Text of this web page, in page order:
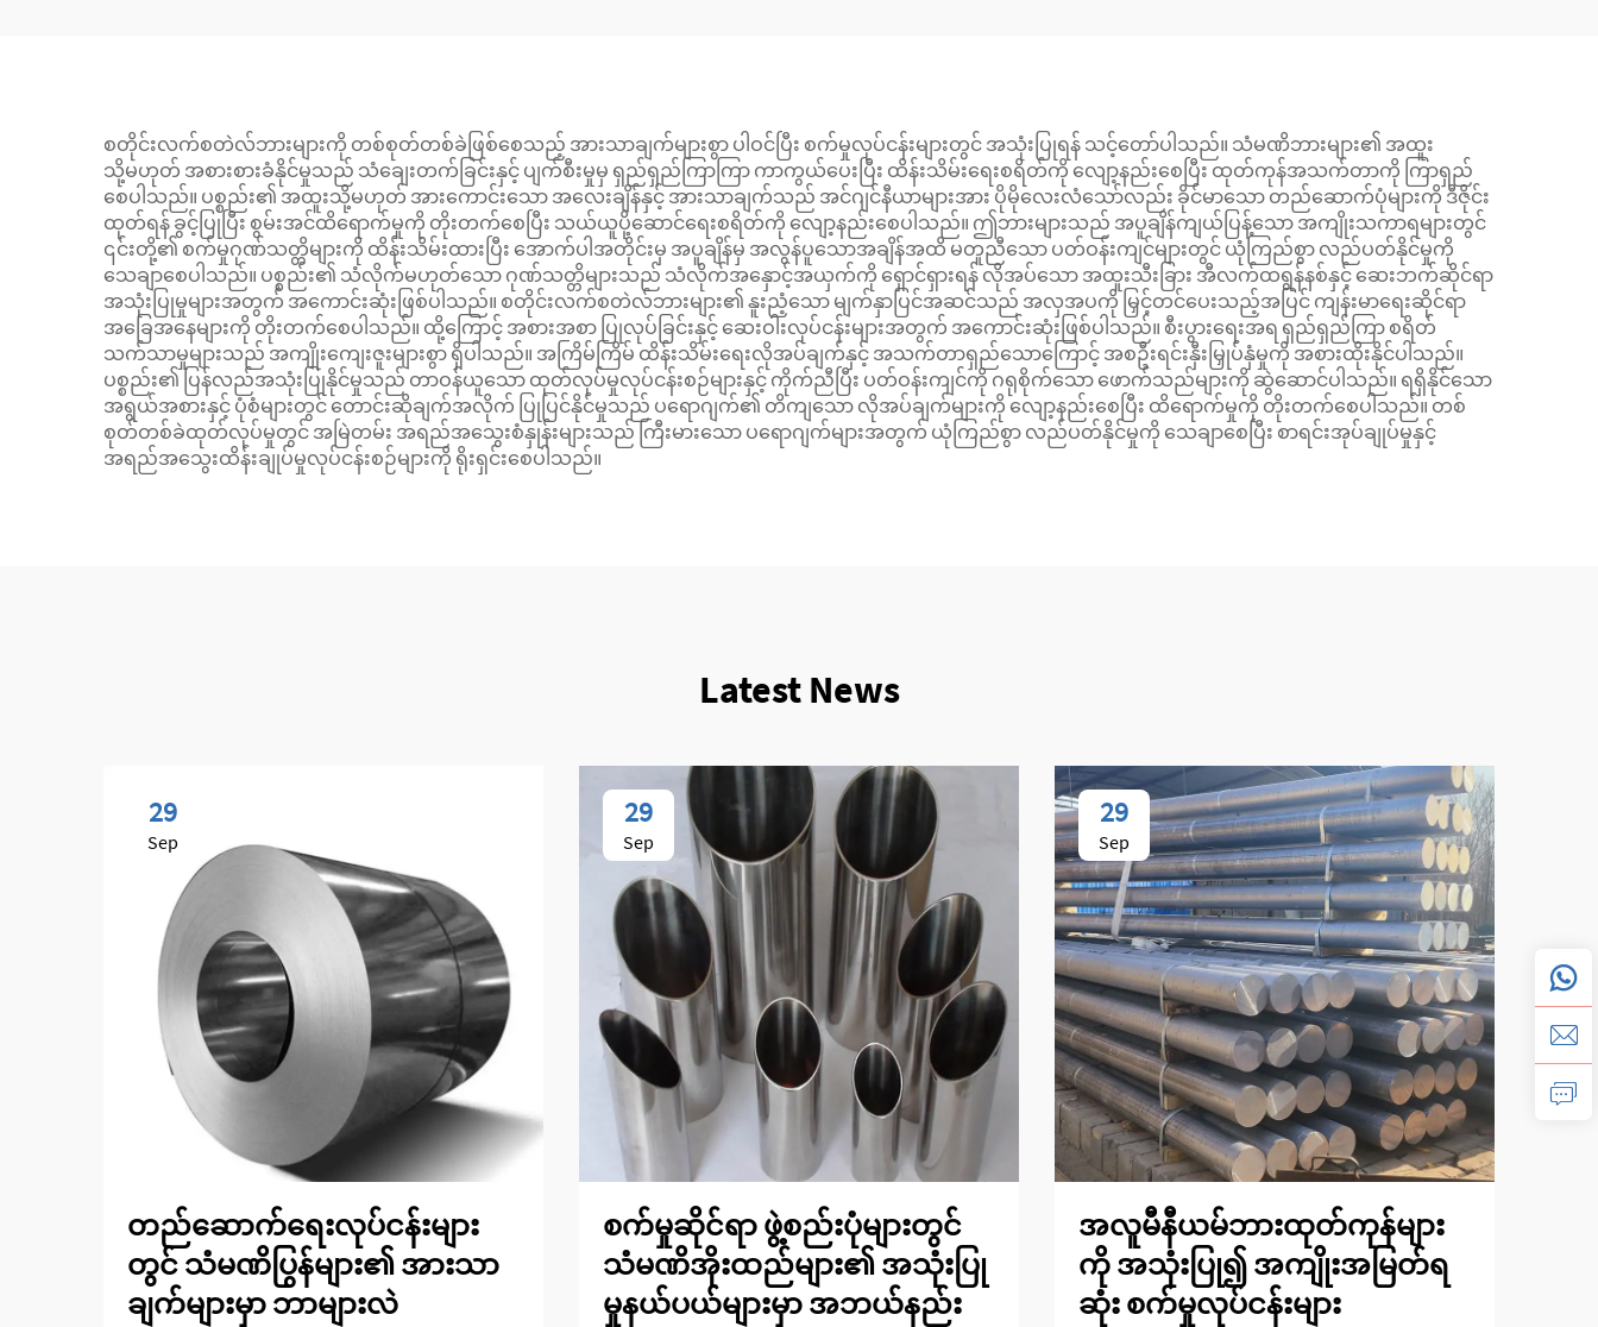
စတိုင်းလက်စတဲလ်ဘားများကို တစ်စုတ်တစ်ခဲဖြစ်စေသည့် အားသာချက်များစွာ ပါဝင်ပြီး စက်မှုလုပ်ငန်းများတွင် အသုံးပြုရန် သင့်တော်ပါသည်။ သံမဏိဘားများ၏ အထူး
သို့မဟုတ် အစားစားခံနိုင်မှုသည် သံချေးတက်ခြင်းနှင့် ပျက်စီးမှုမှ ရှည်ရှည်ကြာကြာ ကာကွယ်ပေးပြီး ထိန်းသိမ်းရေးစရိတ်ကို လျော့နည်းစေပြီး ထုတ်ကုန်အသက်တာကို ကြာရှည်
စေပါသည်။ ပစ္စည်း၏ အထူးသို့မဟုတ် အားကောင်းသော အလေးချိန်နှင့် အားသာချက်သည် အင်ဂျင်နီယာများအား ပိုမိုလေးလံသော်လည်း ခိုင်မာသော တည်ဆောက်ပုံများကို ဒီဇိုင်း
ထုတ်ရန် ခွင့်ပြုပြီး စွမ်းအင်ထိရောက်မှုကို တိုးတက်စေပြီး သယ်ယူပို့ဆောင်ရေးစရိတ်ကို လျော့နည်းစေပါသည်။ ဤဘားများသည် အပူချိန်ကျယ်ပြန့်သော အကျိုးသကာရများတွင်
၎င်းတို့၏ စက်မှုဂုဏ်သတ္တိများကို ထိန်းသိမ်းထားပြီး အောက်ပါအတိုင်းမှ အပူချိန်မှ အလွန်ပူသောအချိန်အထိ မတူညီသော ပတ်ဝန်းကျင်များတွင် ယုံကြည်စွာ လည်ပတ်နိုင်မှုကို
သေချာစေပါသည်။ ပစ္စည်း၏ သံလိုက်မဟုတ်သော ဂုဏ်သတ္တိများသည် သံလိုက်အနှောင့်အယှက်ကို ရှောင်ရှားရန် လိုအပ်သော အထူးသီးခြား အီလက်ထရွန်နစ်နှင့် ဆေးဘက်ဆိုင်ရာ
အသုံးပြုမှုများအတွက် အကောင်းဆုံးဖြစ်ပါသည်။ စတိုင်းလက်စတဲလ်ဘားများ၏ နူးညံ့သော မျက်နှာပြင်အဆင်သည် အလှအပကို မြှင့်တင်ပေးသည့်အပြင် ကျန်းမာရေးဆိုင်ရာ
အခြေအနေများကို တိုးတက်စေပါသည်။ ထို့ကြောင့် အစားအစာ ပြုလုပ်ခြင်းနှင့် ဆေးဝါးလုပ်ငန်းများအတွက် အကောင်းဆုံးဖြစ်ပါသည်။ စီးပွားရေးအရ ရှည်ရှည်ကြာ စရိတ်
သက်သာမှုများသည် အကျိုးကျေးဇူးများစွာ ရှိပါသည်။ အကြိမ်ကြိမ် ထိန်းသိမ်းရေးလိုအပ်ချက်နှင့် အသက်တာရှည်သောကြောင့် အစဦးရင်းနှီးမြှုပ်နှံမှုကို အစားထိုးနိုင်ပါသည်။
ပစ္စည်း၏ ပြန်လည်အသုံးပြုနိုင်မှုသည် တာဝန်ယူသော ထုတ်လုပ်မှုလုပ်ငန်းစဉ်များနှင့် ကိုက်ညီပြီး ပတ်ဝန်းကျင်ကို ဂရုစိုက်သော ဖောက်သည်များကို ဆွဲဆောင်ပါသည်။ ရရှိနိုင်သော
အရွယ်အစားနှင့် ပုံစံများတွင် တောင်းဆိုချက်အလိုက် ပြုပြင်နိုင်မှုသည် ပရောဂျက်၏ တိကျသော လိုအပ်ချက်များကို လျော့နည်းစေပြီး ထိရောက်မှုကို တိုးတက်စေပါသည်။ တစ်
စုတ်တစ်ခဲထုတ်လုပ်မှုတွင် အမြဲတမ်း အရည်အသွေးစံနှုန်းများသည် ကြီးမားသော ပရောဂျက်များအတွက် ယုံကြည်စွာ လည်ပတ်နိုင်မှုကို သေချာစေပြီး စာရင်းအုပ်ချုပ်မှုနှင့်
အရည်အသွေးထိန်းချုပ်မှုလုပ်ငန်းစဉ်များကို ရိုးရှင်းစေပါသည်။
Latest News
29
Sep
တည်ဆောက်ရေးလုပ်ငန်းများ
တွင် သံမဏိပြွန်များ၏ အားသာ
ချက်များမှာ ဘာများလဲ
29
Sep
စက်မှုဆိုင်ရာ ဖွဲ့စည်းပုံများတွင်
သံမဏိအိုးထည်များ၏ အသုံးပြု
မှုနယ်ပယ်များမှာ အဘယ်နည်း
29
Sep
အလူမီနီယမ်ဘားထုတ်ကုန်များ
ကို အသုံးပြု၍ အကျိုးအမြတ်ရ
ဆုံး စက်မှုလုပ်ငန်းများ